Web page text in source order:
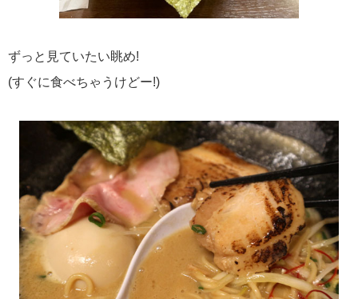
ずっと見ていたい眺め!
(すぐに食べちゃうけどー!)